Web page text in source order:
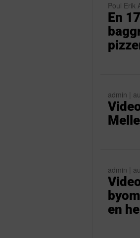
Poul Erik
En
admin |
admin |
en